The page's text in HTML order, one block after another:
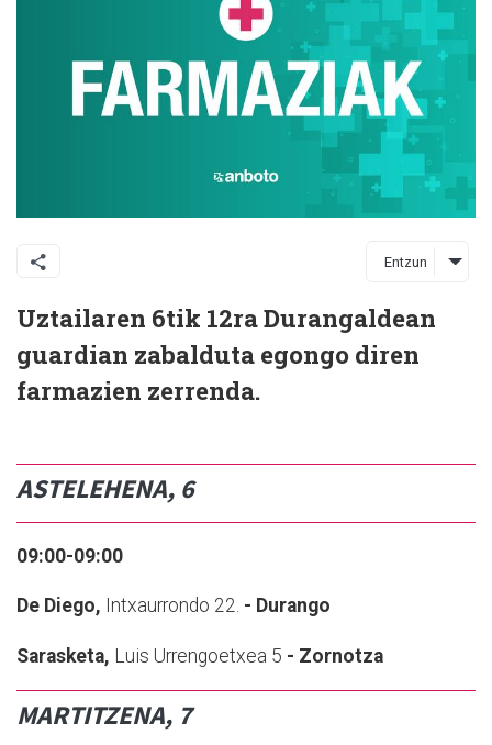
Entzun
Uztailaren 6tik 12ra Durangaldean
guardian zabalduta egongo diren
farmazien zerrenda.
ASTELEHENA, 6
09:00-09:00
De Diego, Intxaurrondo 22. - Durango
Sarasketa, Luis Urrengoetxea 5 - Zornotza
MARTITZENA, 7